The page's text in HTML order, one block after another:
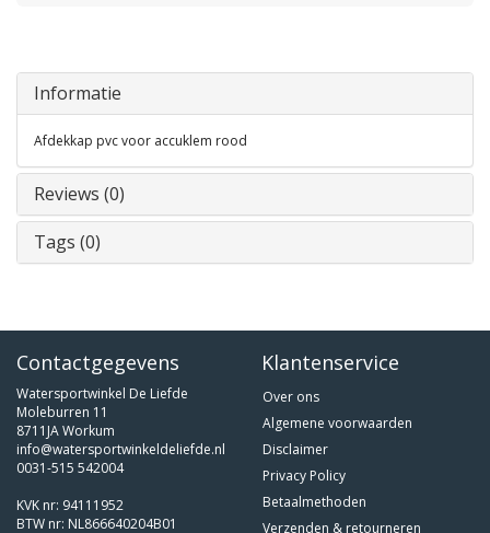
Informatie
Afdekkap pvc voor accuklem rood
Reviews (0)
Tags (0)
Contactgegevens
Watersportwinkel De Liefde
Moleburren 11
8711JA Workum
info@watersportwinkeldeliefde.nl
0031-515 542004
KVK nr: 94111952
BTW nr: NL866640204B01
Klantenservice
Over ons
Algemene voorwaarden
Disclaimer
Privacy Policy
Betaalmethoden
Verzenden & retourneren